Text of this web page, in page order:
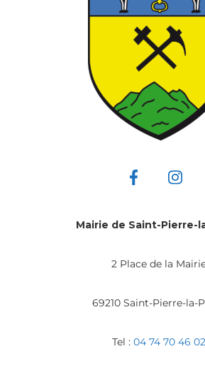
Mairie de Saint-Pierre-
2 Place de la
69210 Saint-Pierre-la-
Tel : 04 74 70 46 02